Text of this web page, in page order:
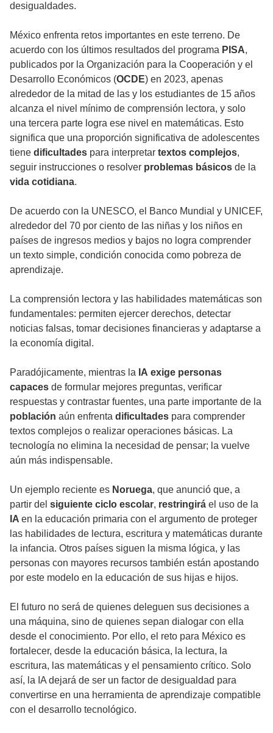
desigualdades.
México enfrenta retos importantes en este terreno. De
acuerdo con los últimos resultados del programa PISA,
publicados por la Organización para la Cooperación y el
Desarrollo Económicos (OCDE) en 2023, apenas
alrededor de la mitad de las y los estudiantes de 15 años
alcanza el nivel mínimo de comprensión lectora, y solo
una tercera parte logra ese nivel en matemáticas. Esto
significa que una proporción significativa de adolescentes
tiene dificultades para interpretar textos complejos,
seguir instrucciones o resolver problemas básicos de la
vida cotidiana.
De acuerdo con la UNESCO, el Banco Mundial y UNICEF,
alrededor del 70 por ciento de las niñas y los niños en
países de ingresos medios y bajos no logra comprender
un texto simple, condición conocida como pobreza de
aprendizaje.
La comprensión lectora y las habilidades matemáticas son
fundamentales: permiten ejercer derechos, detectar
noticias falsas, tomar decisiones financieras y adaptarse a
la economía digital.
Paradójicamente, mientras la IA exige personas
capaces de formular mejores preguntas, verificar
respuestas y contrastar fuentes, una parte importante de la
población aún enfrenta dificultades para comprender
textos complejos o realizar operaciones básicas. La
tecnología no elimina la necesidad de pensar; la vuelve
aún más indispensable.
Un ejemplo reciente es Noruega, que anunció que, a
partir del siguiente ciclo escolar, restringirá el uso de la
IA en la educación primaria con el argumento de proteger
las habilidades de lectura, escritura y matemáticas durante
la infancia. Otros países siguen la misma lógica, y las
personas con mayores recursos también están apostando
por este modelo en la educación de sus hijas e hijos.
El futuro no será de quienes deleguen sus decisiones a
una máquina, sino de quienes sepan dialogar con ella
desde el conocimiento. Por ello, el reto para México es
fortalecer, desde la educación básica, la lectura, la
escritura, las matemáticas y el pensamiento crítico. Solo
así, la IA dejará de ser un factor de desigualdad para
convertirse en una herramienta de aprendizaje compatible
con el desarrollo tecnológico.